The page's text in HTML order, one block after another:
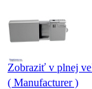
Zobraziť v plnej
( Manufacturer )